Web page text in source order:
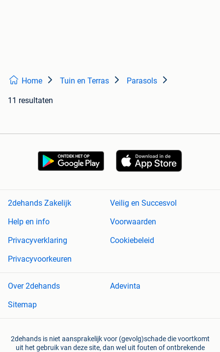
Home Tuin en Terras Parasols
11 resultaten
2dehands Zakelijk
Veilig en Succesvol
Help en info
Voorwaarden
Privacyverklaring
Cookiebeleid
Privacyvoorkeuren
Over 2dehands
Adevinta
Sitemap
2dehands is niet aansprakelijk voor (gevolg)schade die voortkomt
uit het gebruik van deze site, dan wel uit fouten of ontbrekende